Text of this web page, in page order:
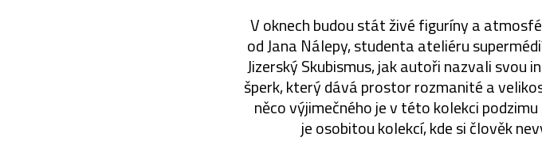
V oknech budou stát živé figuríny a
od Jana Nálepy, studenta ateliéru
Jizerský Skubismus, jak autoři nazvali svou
šperk, který dává prostor rozmanité a
něco výjimečného je v této kolekci
je osobitou kolekcí, kde si člověk